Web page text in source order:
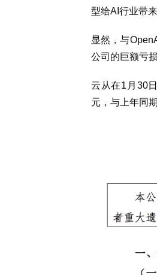
型给AI行业带
显然，与
公司的巨额亏损
云从在1月30
元，与上年同